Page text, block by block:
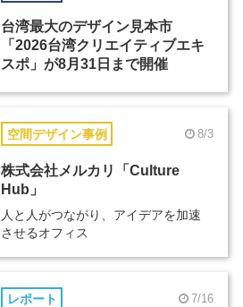
台湾最大のデザイン見本市
「2026台湾クリエイティブエキ
スポ」が8月31日まで開催
空間デザイン事例 8/3
株式会社メルカリ「Culture
Hub」
人と人がつながり、アイデアを加速
させるオフィス
レポート 7/16